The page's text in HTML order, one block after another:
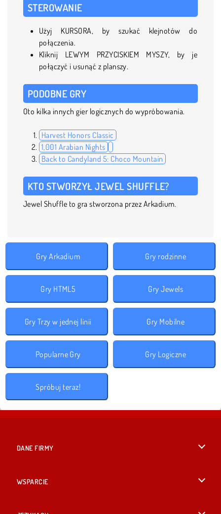
STEROWANIE
Użyj KURSORA, by szukać klejnotów do
połączenia.
Kliknij LEWYM PRZYCISKIEM MYSZY, by je
połączyć i usunąć z planszy.
PODOBNE GRY
Oto kilka innych gier logicznych do wypróbowania.
Harvest Honors Classic
1,001 Arabian Nights
Back to Candyland 5: Choco Mountain
KTO STWORZYŁ JEWEL SHUFFLE?
Jewel Shuffle to gra stworzona przez Arkadium.
Gry Arkadium Gry rodzinne
Gry HTML5 Gry Jewels
Gry Trzy w jednej linii Gry Mobilne
Popularne Gry Gry Logiczne
Spróbuj teraz!
DANE FIRMY
WSPARCIE